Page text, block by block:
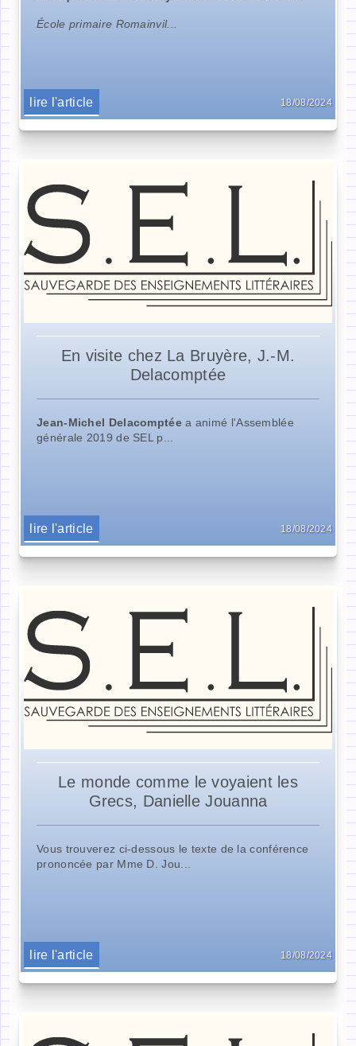
École primaire Romainvil...
lire l'article 18/08/2024
En visite chez La Bruyère, J.-M.
Delacomptée
Jean-Michel Delacomptéea animé l'Assemblée
générale 2019 de SEL p...
lire l'article 18/08/2024
Le monde comme le voyaient les
Grecs, Danielle Jouanna
Vous trouverez ci-dessous le texte de la conférence
prononcée par Mme D. Jou...
lire l'article 18/08/2024